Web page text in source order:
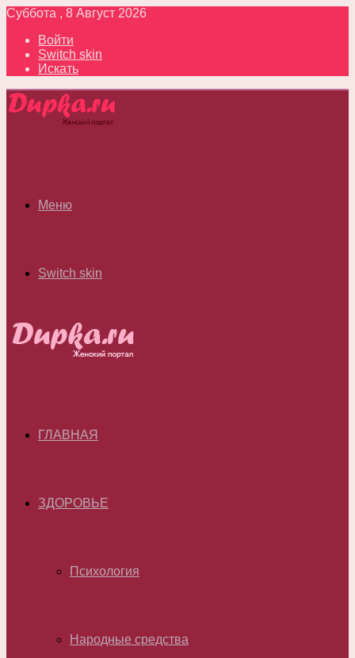
Суббота , 8 Август 2026
Войти
Switch skin
Искать
Меню
Switch skin
ГЛАВНАЯ
ЗДОРОВЬЕ
Психология
Народные средства